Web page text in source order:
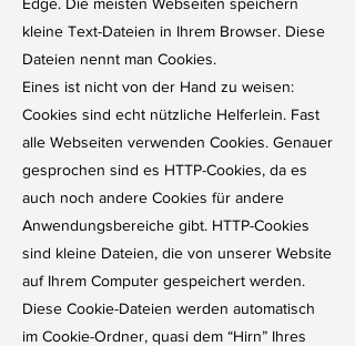
kleine Text-Dateien in Ihrem Browser. Diese
Dateien nennt man Cookies.
Eines ist nicht von der Hand zu weisen:
Cookies sind echt nützliche Helferlein. Fast
alle Webseiten verwenden Cookies. Genauer
gesprochen sind es HTTP-Cookies, da es
auch noch andere Cookies für andere
Anwendungsbereiche gibt. HTTP-Cookies
sind kleine Dateien, die von unserer Website
auf Ihrem Computer gespeichert werden.
Diese Cookie-Dateien werden automatisch
im Cookie-Ordner, quasi dem “Hirn” Ihres